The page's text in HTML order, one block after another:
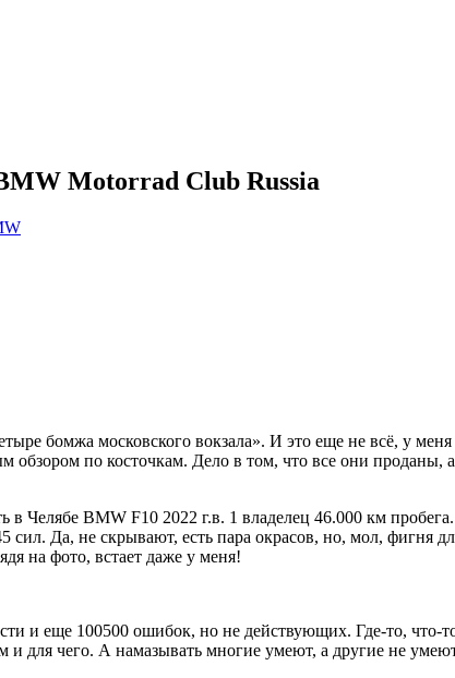
Motorrad Club Russia
бомжа московского вокзала». И это еще не всё, у
по косточкам. Дело в том, что все они проданы,
Челябе BMW F10 2022 г.в. 1 владелец 46.000 км
сил. Да, не скрывают, есть пара окрасов, но, мол, фигня
на фото, встает даже у меня!
и еще 100500 ошибок, но не действующих. Где-то, что-
для чего. А намазывать многие умеют, а другие не